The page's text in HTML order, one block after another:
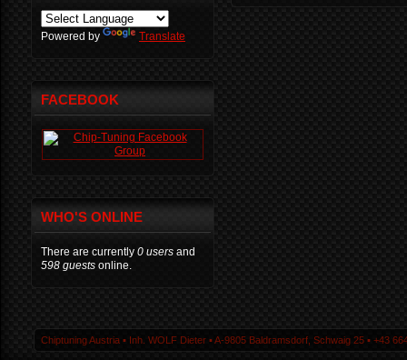
Powered by Translate
FACEBOOK
WHO'S ONLINE
There are currently 0 users and
598 guests online.
Chiptuning Austria ▪ Inh. WOLF Dieter ▪ A-9805 Baldramsdorf, Schwaig 25 ▪ +43